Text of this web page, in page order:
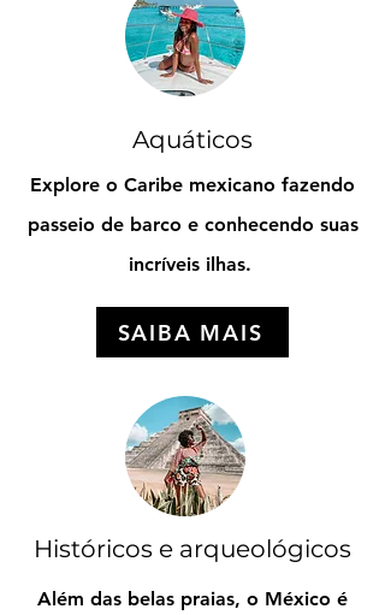
Aquáticos
Explore o Caribe mexicano fazendo
passeio de barco e conhecendo suas
incríveis ilhas.
SAIBA MAIS
Históricos e arqueológicos
Além das belas praias, o México é